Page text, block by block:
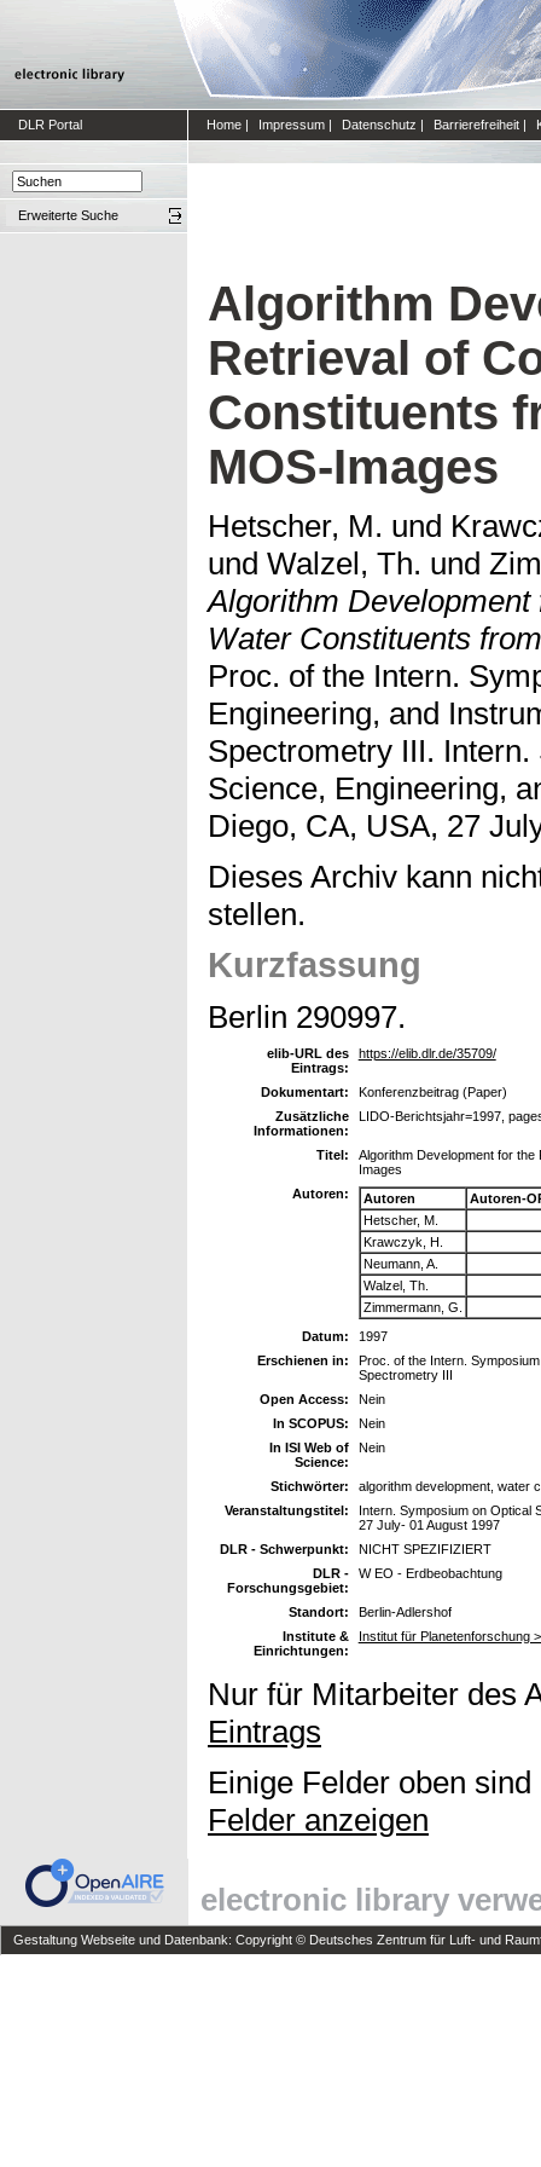
DLR Portal Home | Impressum | Datenschutz | Barrierefreiheit |
Erweiterte Suche
Algorithm
Retrieval of
Constituents
MOS-Images
Hetscher, M. und
und Walzel, Th. und
Algorithm
Water Constituents
Proc. of the Intern.
Engineering, and
Spectrometry III.
Science, Engineering,
Diego, CA, USA, 27
Dieses Archiv kann
stellen.
Kurzfassung
Berlin 290997.
elib-URL des
Eintrags:
https://elib.dlr.de/35709/
Dokumentart:
Konferenzbeitrag (Paper)
Zusätzliche
Informationen:
LIDO-Berichtsjahr=1997,
Titel:
Algorithm Development for
Images
Autoren:
Autoren
Autoren-
Hetscher, M.
Krawczyk, H.
Neumann, A.
Walzel, Th.
Zimmermann, G.
Datum:
1997
Erschienen in:
Proc. of the Intern.
Spectrometry III
Open Access:
Nein
In SCOPUS:
Nein
In ISI Web of
Science:
Nein
Stichwörter:
algorithm development, water
Veranstaltungstitel:
Intern. Symposium on Optical
27 July- 01 August 1997
DLR - Schwerpunkt:
NICHT SPEZIFIZIERT
DLR -
Forschungsgebiet:
W EO - Erdbeobachtung
Standort:
Berlin-Adlershof
Institute &
Einrichtungen:
Institut für Planetenforschung
Nur für Mitarbeiter des
Eintrags
Einige Felder oben
Felder anzeigen
electronic library
Gestaltung Webseite und Datenbank: Copyright © Deutsches Zentrum für Luft- und